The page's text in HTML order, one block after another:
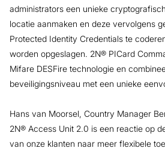
administrators een unieke
locatie aanmaken en deze vervolgens
Protected Identity Credentials te
worden opgeslagen. 2N® PICard
Mifare DESFire technologie en
beveiligingsniveau met een unieke
Hans van Moorsel, Country Manager
2N® Access Unit 2.0 is een reactie op
van onze klanten naar meer flexibele